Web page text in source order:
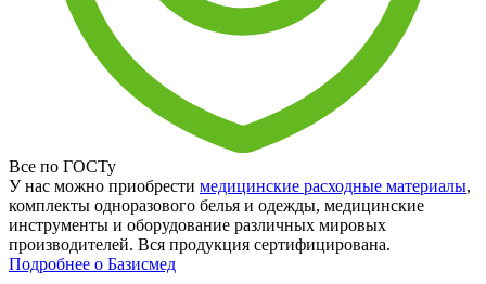
Все по ГОСТу
У нас можно приобрести медицинские расходные материалы,
комплекты одноразового белья и одежды, медицинские
инструменты и оборудование различных мировых
производителей. Вся продукция сертифицирована.
Подробнее о Базисмед